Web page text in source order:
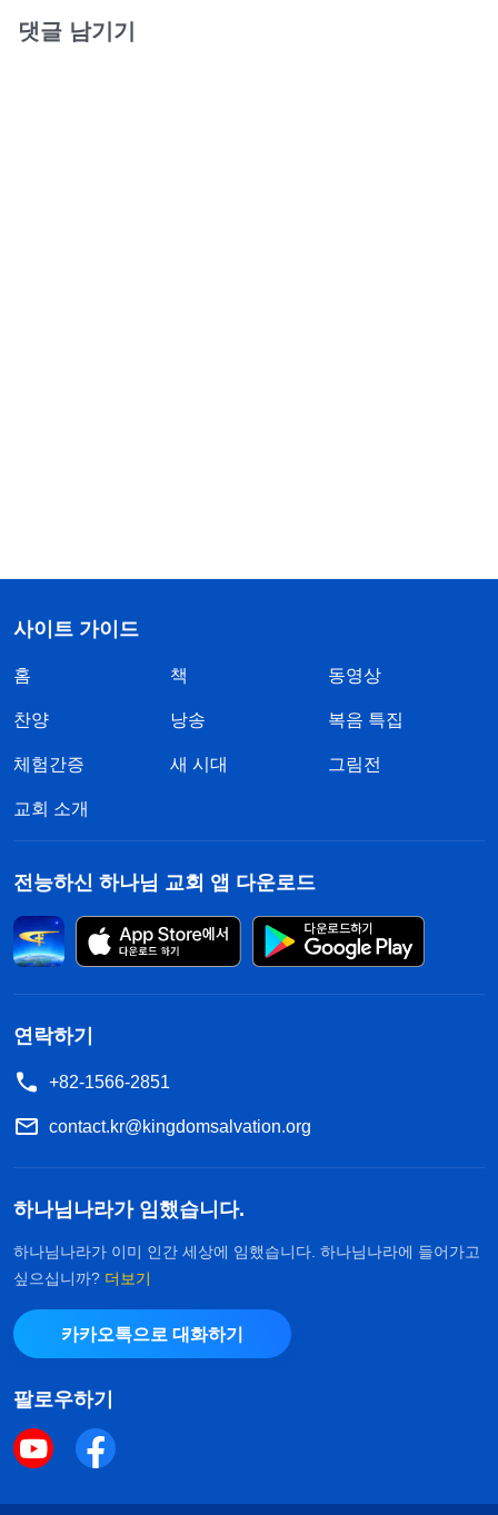
댓글 남기기
사이트 가이드
홈 책 동영상
찬양 낭송 복음 특집
체험간증 새 시대 그림전
교회 소개
전능하신 하나님 교회 앱 다운로드
연락하기
+82-1566-2851
contact.kr@kingdomsalvation.org
하나님나라가 임했습니다.
하나님나라가 이미 인간 세상에 임했습니다. 하나님나라에 들어가고
싶으십니까? 더보기
카카오톡으로 대화하기
팔로우하기